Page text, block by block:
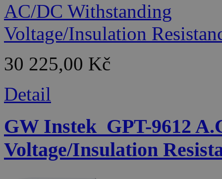
30 225,00 Kč
Detail
GW Instek_GPT-9612
Voltage/Insulation